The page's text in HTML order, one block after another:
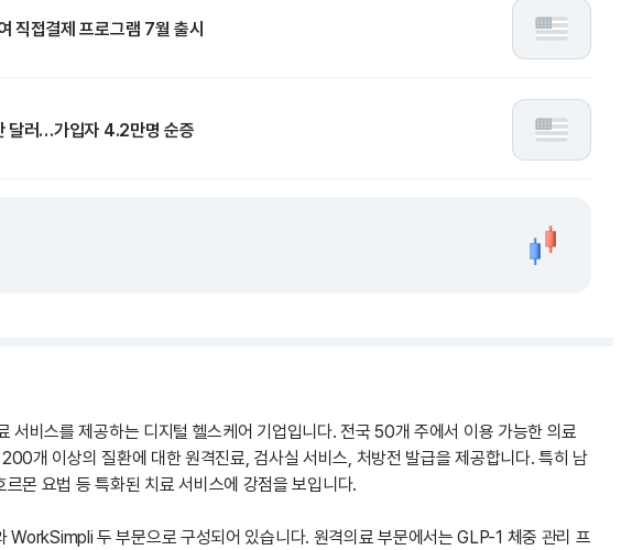
직접결제 프로그램 7월 출시
달러…가입자 4.2만명 순증
서비스를 제공하는 디지털 헬스케어 기업입니다. 전국 50개 주에서 이용 가능한 의료
개 이상의 질환에 대한 원격진료, 검사실 서비스, 처방전 발급을 제공합니다. 특히 남
몬 요법 등 특화된 치료 서비스에 강점을 보입니다.
두 부문으로 구성되어 있습니다. 원격의료 부문에서는 GLP-1 체중 관리 프